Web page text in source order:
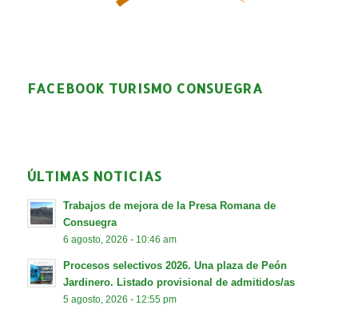
FACEBOOK TURISMO CONSUEGRA
ÚLTIMAS NOTICIAS
Trabajos de mejora de la Presa Romana de
Consuegra
6 agosto, 2026 - 10:46 am
Procesos selectivos 2026. Una plaza de Peón
Jardinero. Listado provisional de admitidos/as
5 agosto, 2026 - 12:55 pm